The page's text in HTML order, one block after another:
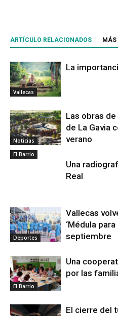
ARTÍCULO RELACIONADOS MÁS
Vallecas
La
Noticias
Las obras
de La Gavia
verano
El Barrio
Una
Real
Deportes
Vallecas
‘Médula
septiembre
El Barrio
Una
por las
El cierre del